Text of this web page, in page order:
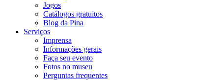
Jogos
Catálogos gratuitos
Blog da Pina
Serviços
Imprensa
Informações gerais
Faça seu evento
Fotos no museu
Perguntas frequentes